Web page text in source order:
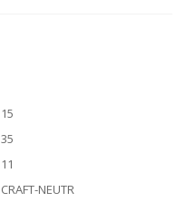
15
35
11
CRAFT-NEUTR